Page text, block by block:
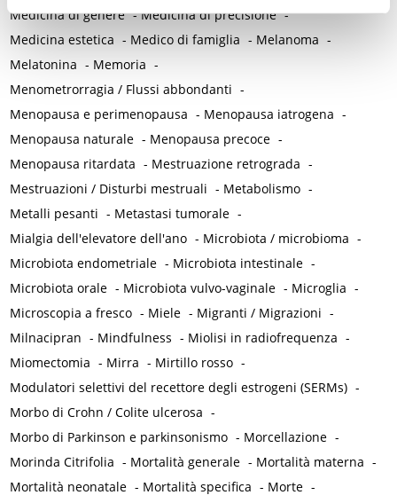
Medicina di genere -Medicina di precisione -
Medicina estetica - Medico di famiglia - Melanoma -
Melatonina - Memoria -
Menometrorragia / Flussi abbondanti -
Menopausa e perimenopausa - Menopausa iatrogena -
Menopausa naturale - Menopausa precoce -
Menopausa ritardata - Mestruazione retrograda -
Mestruazioni / Disturbi mestruali - Metabolismo -
Metalli pesanti - Metastasi tumorale -
Mialgia dell'elevatore dell'ano - Microbiota / microbioma -
Microbiota endometriale - Microbiota intestinale -
Microbiota orale - Microbiota vulvo-vaginale - Microglia -
Microscopia a fresco - Miele - Migranti / Migrazioni -
Milnacipran - Mindfulness - Miolisi in radiofrequenza -
Miomectomia - Mirra - Mirtillo rosso -
Modulatori selettivi del recettore degli estrogeni (SERMs) -
Morbo di Crohn / Colite ulcerosa -
Morbo di Parkinson e parkinsonismo - Morcellazione -
Morinda Citrifolia - Mortalità generale - Mortalità materna -
Mortalità neonatale - Mortalità specifica - Morte -